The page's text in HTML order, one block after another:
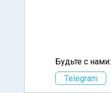
Будьте с нами:
Telegram